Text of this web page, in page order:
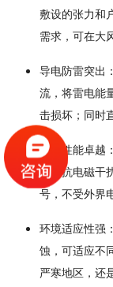
敷设的张力和
需求，可在大
导电防雷突出
流，将雷电能
击损坏；同时
通信性能卓越
强的抗电磁干
号，不受外界
环境适应性强
蚀，可适应不
严寒地区，还